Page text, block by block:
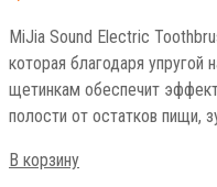
MiJia Sound Electric
которая благодаря
щетинкам обеспечит
полости от остатков пищи,
В корзину